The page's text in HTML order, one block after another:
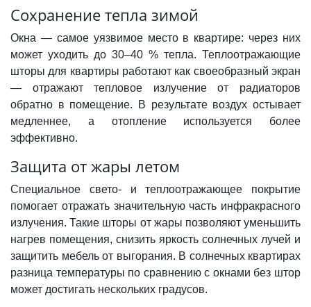
Сохранение тепла зимой
Окна — самое уязвимое место в квартире: через них
может уходить до 30–40 % тепла. Теплоотражающие
шторы для квартиры работают как своеобразный экран
— отражают тепловое излучение от радиаторов
обратно в помещение. В результате воздух остывает
медленнее, а отопление используется более
эффективно.
Защита от жары летом
Специальное свето- и теплоотражающее покрытие
помогает отражать значительную часть инфракрасного
излучения. Такие шторы от жары позволяют уменьшить
нагрев помещения, снизить яркость солнечных лучей и
защитить мебель от выгорания. В солнечных квартирах
разница температуры по сравнению с окнами без штор
может достигать нескольких градусов.